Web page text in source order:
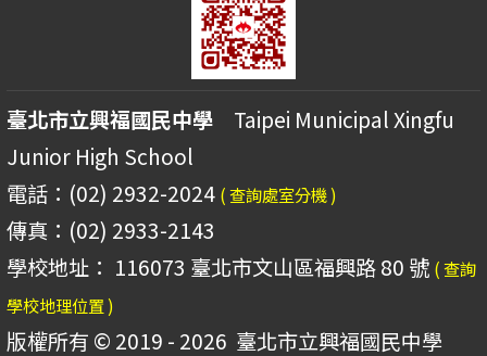
臺北市立興福國民中學 Taipei Municipal Xingfu
Junior High School
電話：(02) 2932-2024 ( 查詢處室分機 )
傳真：(02) 2933-2143
學校地址： 116073 臺北市文山區福興路 80 號 ( 查詢
學校地理位置 )
版權所有 © 2019 - 2026 臺北市立興福國民中學